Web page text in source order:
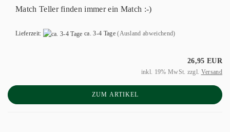
Match Teller finden immer ein Match :-)
Lieferzeit: ca. 3-4 Tage (Ausland abweichend)
26,95 EUR
inkl. 19% MwSt. zzgl. Versand
ZUM ARTIKEL